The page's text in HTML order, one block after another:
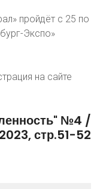
пройдёт с 25 по
Экспо»
на сайте
№4 /
2023,стр.51-52